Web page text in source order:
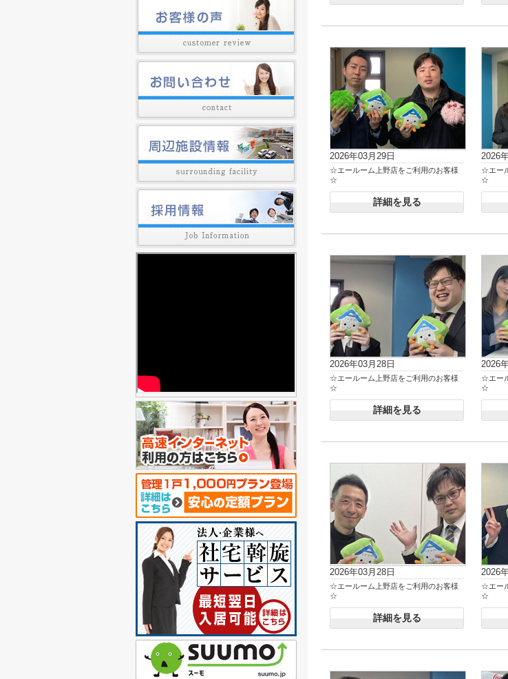
2026年03月29日
☆エールーム上野店をご利用のお客様
☆
詳細を見る
2026
☆エー
☆
2026年03月28日
☆エールーム上野店をご利用のお客様
☆
詳細を見る
2026
☆エー
☆
2026年03月28日
☆エールーム上野店をご利用のお客様
☆
詳細を見る
2026
☆エー
☆